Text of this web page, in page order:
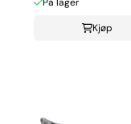
Kjøp